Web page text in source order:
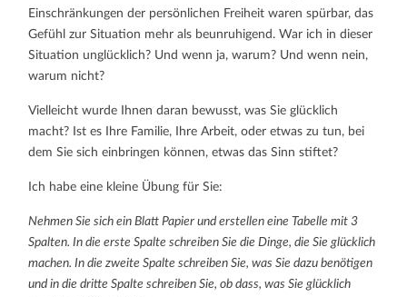
Einschränkungen der persönlichen Freiheit waren spürbar, das
Gefühl zur Situation mehr als beunruhigend. War ich in dieser
Situation unglücklich? Und wenn ja, warum? Und wenn nein,
warum nicht?
Vielleicht wurde Ihnen daran bewusst, was Sie glücklich
macht? Ist es Ihre Familie, Ihre Arbeit, oder etwas zu tun, bei
dem Sie sich einbringen können, etwas das Sinn stiftet?
Ich habe eine kleine Übung für Sie:
Nehmen Sie sich ein Blatt Papier und erstellen eine Tabelle mit 3
Spalten. In die erste Spalte schreiben Sie die Dinge, die Sie glücklich
machen. In die zweite Spalte schreiben Sie, was Sie dazu benötigen
und in die dritte Spalte schreiben Sie, ob dass, was Sie glücklich